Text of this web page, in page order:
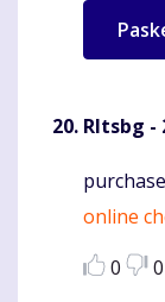
Rltsbg -
online
0
0